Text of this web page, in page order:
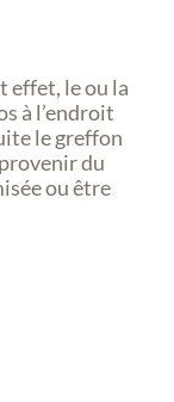
effet, le ou la
à l’endroit
le greffon
du
ou être